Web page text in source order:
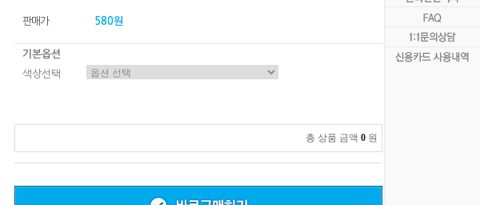
판매가 580원
기본옵션
색상선택
총 상품 금액 0 원